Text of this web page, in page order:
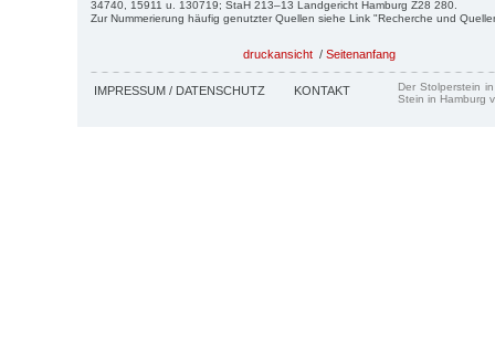
34740, 15911 u. 130719; StaH 213–13 Landgericht Hamburg Z28 280.
Zur Nummerierung häufig genutzter Quellen siehe Link "Recherche und
druckansicht / Seitenanfang
IMPRESSUM / DATENSCHUTZ KONTAKT
Der Stolperstein
Stein in Hamburg